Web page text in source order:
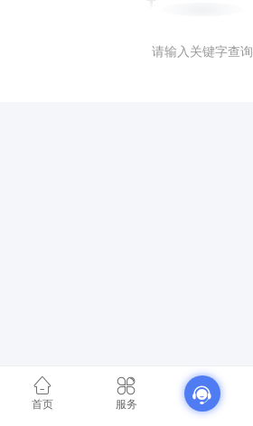
请输入关键字查询
首页 服务